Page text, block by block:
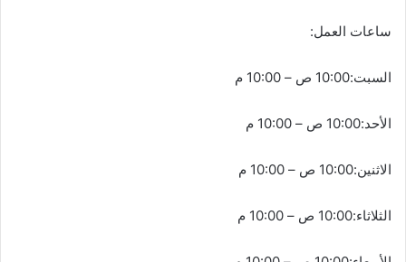
ساعات العمل:
السبت:10:00 ص – 10:00 م
الأحد:10:00 ص – 10:00 م
الاثنين:10:00 ص – 10:00 م
الثلاثاء:10:00 ص – 10:00 م